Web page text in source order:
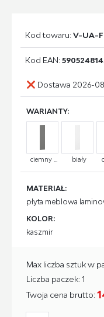
Kod towaru:V-UA-
Kod EAN:
Dostawa 2026-
WARIANTY:
ciemny ... biały
MATERIAŁ:
płyta meblowa
KOLOR:
kaszmir
Twoja cena brutto:
Max liczba sztuk w
Liczba paczek: 1